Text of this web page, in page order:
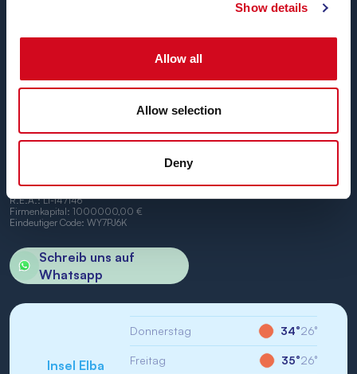
Show details
Allow all
Allow selection
Deny
günstigen Tarifen, bequemen Uhrzeiten und mit
und Portoferraio.
Wir freuen uns, Sie an Bord begrüßen zu dürfen.
USt.-IdNr./St-IdNr.: IT01968710994
R.E.A.: LI-147146
Firmenkapital: 1000000,00 €
Eindeutiger Code: WY7PJ6K
Schreib uns auf
Whatsapp
Insel Elba
Donnerstag 34°26°
Freitag 35°26°